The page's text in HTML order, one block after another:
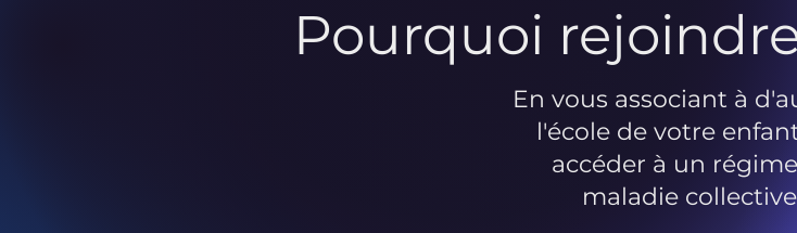
Pourquoi
En vous associant à
l'école de votre
accéder à un
maladie